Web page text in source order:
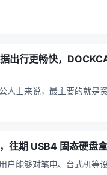
出行更畅快，
今天，充电头网带来的是
往期 USB4 固态硬盘